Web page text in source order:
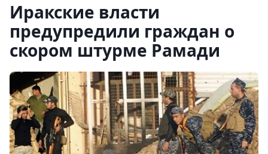
Иракские власти
предупредили граждан о
скором штурме Рамади